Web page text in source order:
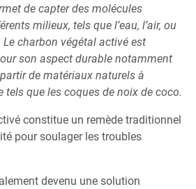
de capter des molécules
milieux, tels que l’eau, l’air, ou
charbon végétal activé est
son aspect durable notamment
de matériaux naturels à
tels que les coques de noix de coco.
constitue un remède traditionnel
pour soulager les troubles
devenu une solution